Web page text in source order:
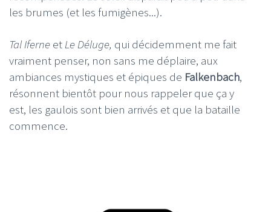
les brumes (et les fumigènes...).
Tal Iferne etLe Déluge, qui décidemment me fait
vraiment penser, non sans me déplaire, aux
ambiances mystiques et épiques de Falkenbach,
résonnent bientôt pour nous rappeler que ça y
est, les gaulois sont bien arrivés et que la bataille
commence.